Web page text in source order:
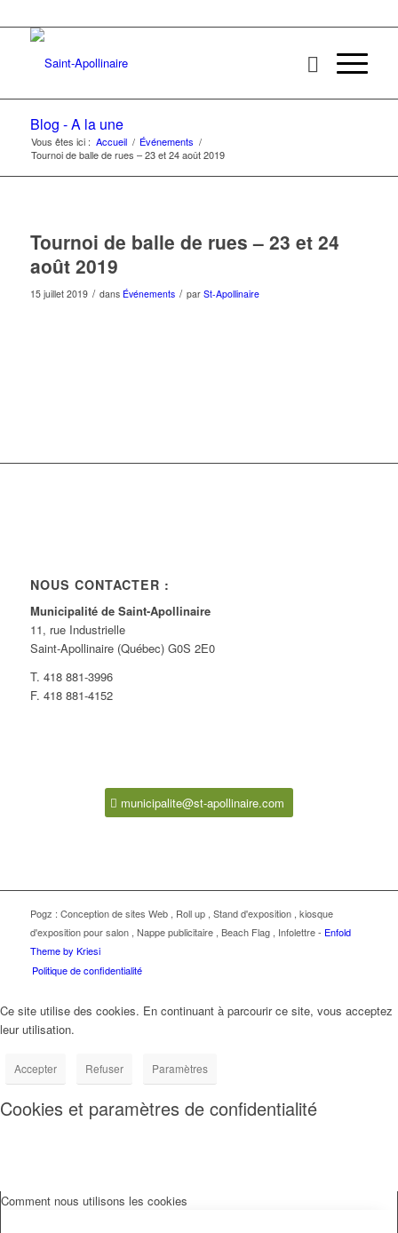
Blog - A la une
Vous êtes ici : Accueil / Événements /
Tournoi de balle de rues – 23 et 24 août 2019
Tournoi de balle de rues – 23 et 24
août 2019
15 juillet 2019 / dans Événements / par St-Apollinaire
NOUS CONTACTER :
Municipalité de Saint-Apollinaire
11, rue Industrielle
Saint-Apollinaire (Québec) G0S 2E0
T. 418 881-3996
F. 418 881-4152
municipalite@st-apollinaire.com
Pogz : Conception de sites Web , Roll up , Stand d'exposition , kiosque
d'exposition pour salon , Nappe publicitaire , Beach Flag , Infolettre - Enfold
Theme by Kriesi
Politique de confidentialité
Ce site utilise des cookies. En continuant à parcourir ce site, vous acceptez
leur utilisation.
Accepter Refuser Paramètres
Cookies et paramètres de confidentialité
Comment nous utilisons les cookies